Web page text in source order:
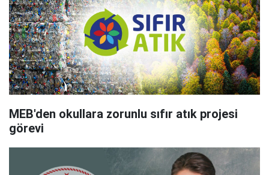
MEB'den okullara zorunlu sıfır atık projesi
görevi